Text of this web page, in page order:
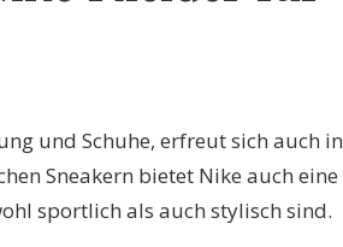
und Schuhe, erfreut sich auch in
Sneakern bietet Nike auch eine
sportlich als auch stylisch sind.